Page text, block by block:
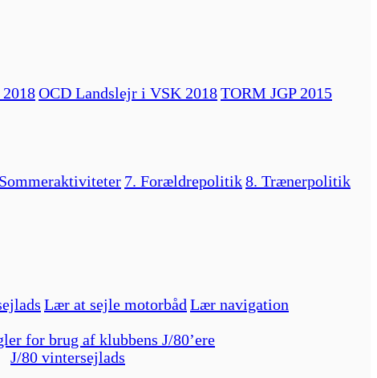
OCD Landslejr i VSK 2018TORM JGP 2015
7. Forældrepolitik8. Trænerpolitik
Lær at sejle motorbåd Lær navigation
for brug af klubbens J/80’ere
J/80 vintersejlads